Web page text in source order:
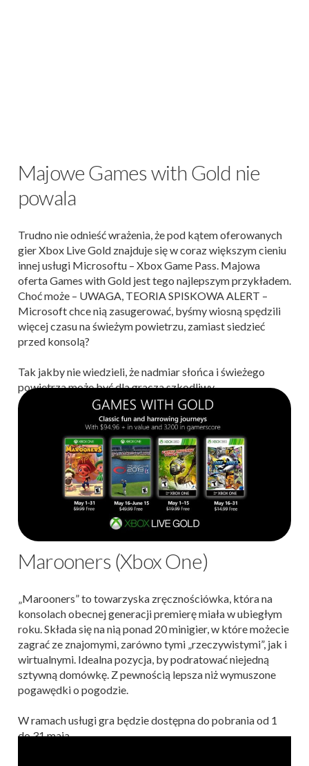
Majowe Games with Gold nie
powala
Trudno nie odnieść wrażenia, że pod kątem oferowanych
gier Xbox Live Gold znajduje się w coraz większym cieniu
innej usługi Microsoftu – Xbox Game Pass. Majowa
oferta Games with Gold jest tego najlepszym przykładem.
Choć może – UWAGA, TEORIA SPISKOWA ALERT –
Microsoft chce nią zasugerować, byśmy wiosną spędzili
więcej czasu na świeżym powietrzu, zamiast siedzieć
przed konsolą?
Tak jakby nie wiedzieli, że nadmiar słońca i świeżego
powietrza może być dla gracza szkodliwy.
Marooners (Xbox One)
„Marooners” to towarzyska zręcznościówka, która na
konsolach obecnej generacji premierę miała w ubiegłym
roku. Składa się na nią ponad 20 minigier, w które możecie
zagrać ze znajomymi, zarówno tymi „rzeczywistymi”, jak i
wirtualnymi. Idealna pozycja, by podratować niejedną
sztywną domówkę. Z pewnością lepsza niż wymuszone
pogawędki o pogodzie.
W ramach usługi gra będzie dostępna do pobrania od 1
do 31 maja.